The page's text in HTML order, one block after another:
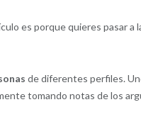
es porque quieres pasar a
de diferentes perfiles.
tomando notas de los